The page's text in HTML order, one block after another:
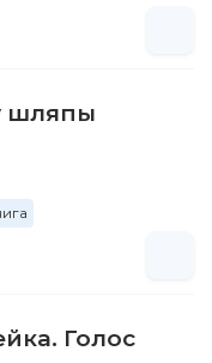
шляпы
Голос